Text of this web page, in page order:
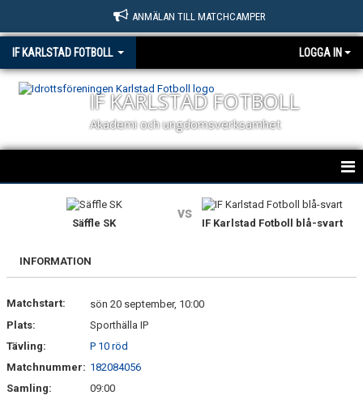
ANMÄLAN TILL MATCHCAMPER
IF KARLSTAD FOTBOLL LOGGA IN
IF KARLSTAD FOTBOLL
Akademi och ungdomsverksamhet
OM KLUBBEN
KONTAKT
DOKUMENT
Säffle SK
vs
IF Karlstad Fotboll blå-svart
INFORMATION
Matchstart:
sön 20 september, 10:00
Plats:
Sporthälla IP
Tävling:
P 10 röd
Matchnummer: 182084056
Samling:
09:00